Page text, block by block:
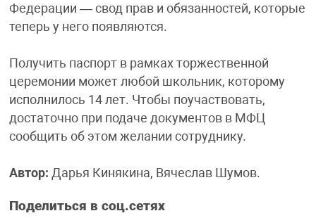
Федерации — свод прав и обязанностей, которые
теперь у него появляются.
Получить паспорт в рамках торжественной
церемонии может любой школьник, которому
исполнилось 14 лет. Чтобы поучаствовать,
достаточно при подаче документов в МФЦ
сообщить об этом желании сотруднику.
Автор: Дарья Кинякина, Вячеслав Шумов.
Поделиться в соц.сетях